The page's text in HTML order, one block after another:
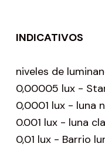
INDICATIVOS
niveles de
0,00005 lux -
0,0001 lux - luna
0.001 lux - luna
0,01 lux - Barrio